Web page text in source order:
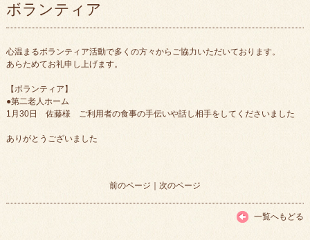
ボランティア
心温まるボランティア活動で多くの方々からご協力いただいております。
あらためてお礼申し上げます。
【ボランティア】
●第二老人ホーム
1月30日 佐藤様 ご利用者の食事の手伝いや話し相手をしてくださいました
ありがとうございました
前のページ ｜ 次のページ
一覧へもどる